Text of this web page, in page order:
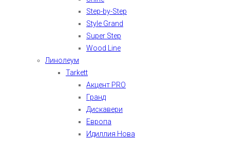
Step-by-Step
Style Grand
Super Step
Wood Line
Линолеум
Tarkett
Акцент PRO
Гранд
Дискавери
Европа
Идиллия Нова